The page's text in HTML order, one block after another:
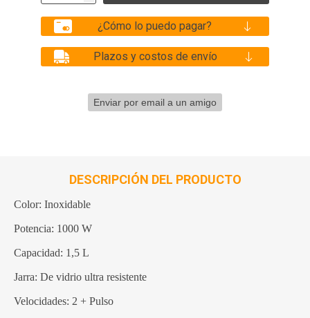
¿Cómo lo puedo pagar?
Plazos y costos de envío
DESCRIPCIÓN DEL PRODUCTO
Color: Inoxidable
Potencia: 1000 W
Capacidad: 1,5 L
Jarra: De vidrio ultra resistente
Velocidades: 2 + Pulso